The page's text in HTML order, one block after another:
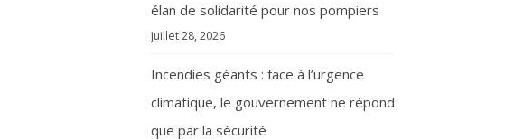
élan de solidarité pour nos pompiers
juillet 28, 2026
Incendies géants : face à l’urgence
climatique, le gouvernement ne répond
que par la sécurité